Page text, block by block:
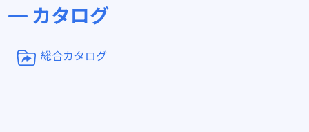
カタログ
総合カタログ